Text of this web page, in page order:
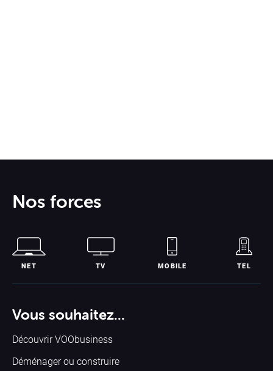
Nos forces
NET TV MOBILE TEL
Vous souhaitez...
Découvrir VOObusiness
Déménager ou construire